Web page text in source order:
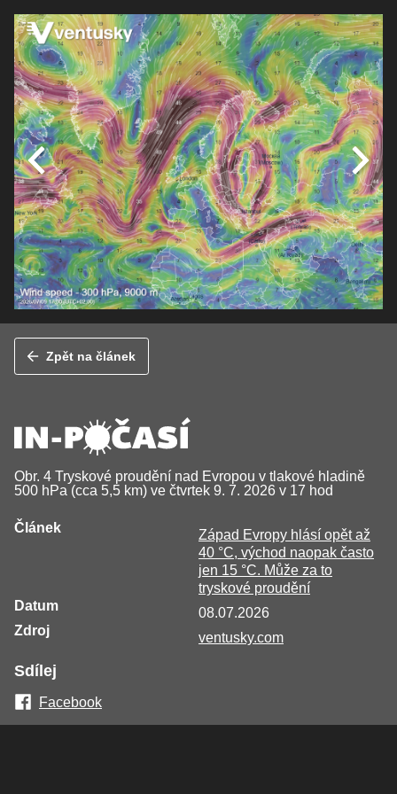
Zpět na článek
Obr. 4 Tryskové proudění nad Evropou v tlakové hladině
500 hPa (cca 5,5 km) ve čtvrtek 9. 7. 2026 v 17 hod
Článek
Západ Evropy hlásí opět až
40 °C, východ naopak často
jen 15 °C. Může za to
tryskové proudění
Datum
08.07.2026
Zdroj
ventusky.com
Sdílej
Facebook